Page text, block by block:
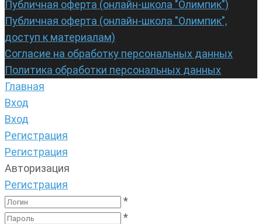
Публичная оферта (онлайн-школа "Олимпик")
Публичная оферта (онлайн-школа "Олимпик",
доступ к материалам)
Согласие на обработку персональных данных
Политика обработки персональных данных
Главная
Вход
Вход
Регистрация
Регистрация
Авторизация
Регистрация
*
*